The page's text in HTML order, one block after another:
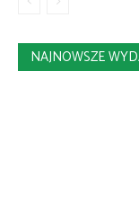
NAJNOWSZE